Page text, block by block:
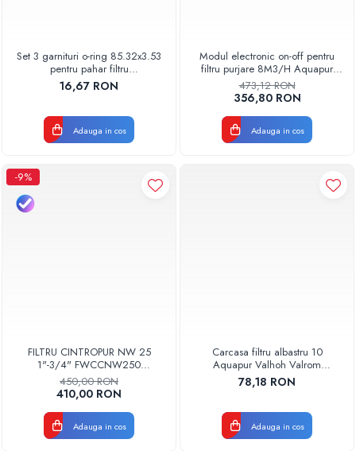
Set 3 garnituri o-ring 85.32x3.53
pentru pahar filtru
AQUA06030000000
16,67 RON
Adauga in cos
Modul electronic on-off pentru
filtru purjare 8M3/H Aquapur
Valhoh Valrom 87258000040
473,12 RON
356,80 RON
Adauga in cos
-9%
FILTRU CINTROPUR NW 25
1"-3/4" FWCCNW250
3A01000101
450,00 RON
410,00 RON
Adauga in cos
Carcasa filtru albastru 10
Aquapur Valhoh Valrom
AQUA00120001032
78,18 RON
Adauga in cos